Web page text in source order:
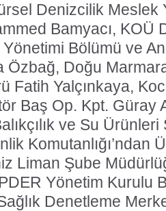
Denizcilik
Bamyacı, KOÜ
Bölümü ve
Özbağ, Doğu
Fatih Yalçınkaya,
Baş Op. Kpt. Güray
ve Su
Komutanlığı’ndan
Liman Şube
Yönetim Kurulu
Denetleme